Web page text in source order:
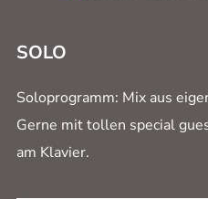
SOLO
Soloprogramm: Mix aus
Gerne mit tollen special
am Klavier.